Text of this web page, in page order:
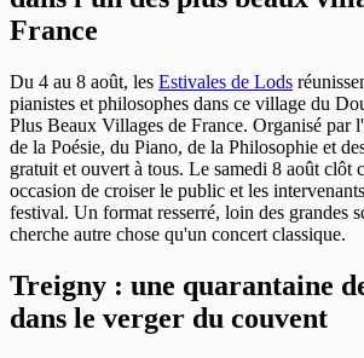
France
Du 4 au 8 août, les Estivales de Lods
pianistes et philosophes dans ce village du
Plus Beaux Villages de France. Organisé par
de la Poésie, du Piano, de la Philosophie et
gratuit et ouvert à tous. Le samedi 8 août clôt
occasion de croiser le public et les
festival. Un format resserré, loin des grandes
cherche autre chose qu'un concert classique.
Treigny : une quarantaine
dans le verger du couvent